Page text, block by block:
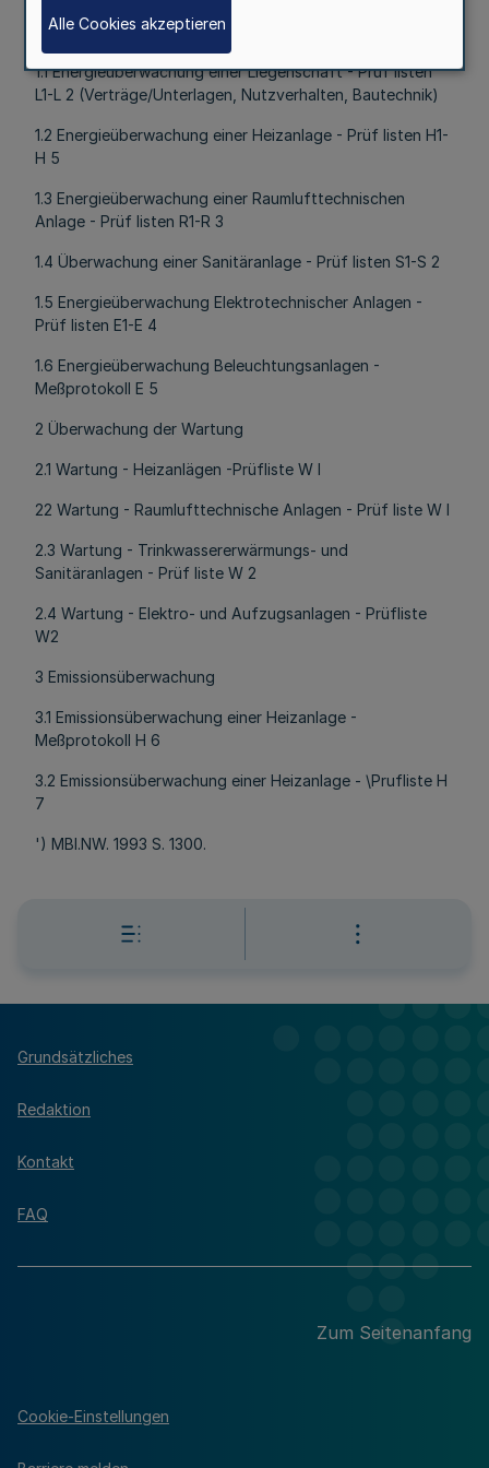
l Energieüberwachung
1.1 Energieüberwachung einer Liegenschaft - Prüf listen
L1-L 2 (Verträge/Unterlagen, Nutzverhalten, Bautechnik)
1.2 Energieüberwachung einer Heizanlage - Prüf listen H1-
H 5
1.3 Energieüberwachung einer Raumlufttechnischen
Anlage - Prüf listen R1-R 3
1.4 Überwachung einer Sanitäranlage - Prüf listen S1-S 2
1.5 Energieüberwachung Elektrotechnischer Anlagen -
Prüf listen E1-E 4
1.6 Energieüberwachung Beleuchtungsanlagen -
Meßprotokoll E 5
2 Überwachung der Wartung
2.1 Wartung - Heizanlägen -Prüfliste W l
22 Wartung - Raumlufttechnische Anlagen - Prüf liste W l
2.3 Wartung - Trinkwassererwärmungs- und
Sanitäranlagen - Prüf liste W 2
2.4 Wartung - Elektro- und Aufzugsanlagen - Prüfliste
W2
3 Emissionsüberwachung
3.1 Emissionsüberwachung einer Heizanlage -
Meßprotokoll H 6
3.2 Emissionsüberwachung einer Heizanlage - \Prufliste H
7
') MBl.NW. 1993 S. 1300.
Grundsätzliches
Redaktion
Kontakt
FAQ
Zum Seitenanfang
Cookie-Einstellungen
Alle Cookies akzeptieren